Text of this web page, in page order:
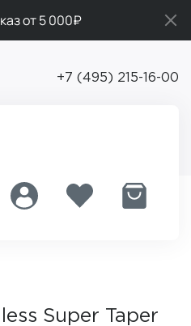
от 5 000₽
+7 (495) 215-16-00
Super Taper